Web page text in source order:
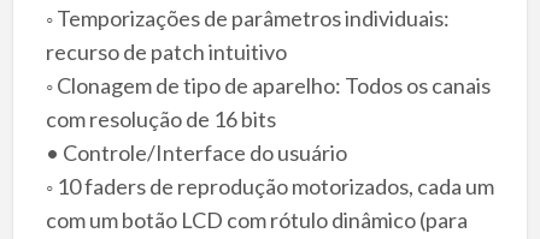
◦ Temporizações de parâmetros individuais:
recurso de patch intuitivo
◦ Clonagem de tipo de aparelho: Todos os canais
com resolução de 16 bits
• Controle/Interface do usuário
◦ 10 faders de reprodução motorizados, cada um
com um botão LCD com rótulo dinâmico (para